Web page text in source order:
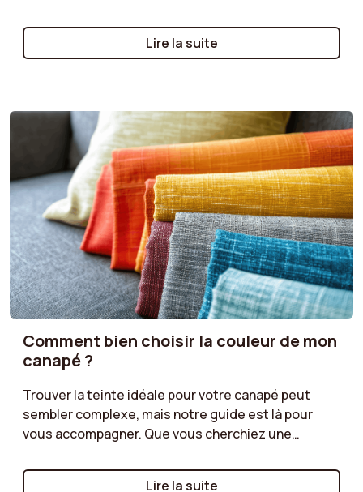
Préférez-vous une assise moelleuse ou plus ferme
? Offrez-vous un confort optimal grâce à un choix
Lire la suite
Comment bien choisir la couleur de mon
canapé ?
Trouver la teinte idéale pour votre canapé peut
sembler complexe, mais notre guide est là pour
vous accompagner. Que vous cherchiez une
une teinte plus audacieuse pour dynamiser votre
Lire la suite